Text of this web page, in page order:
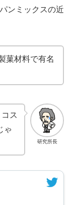
ンミックスの近
菓材料で有名
研究所長
ス
ゃ